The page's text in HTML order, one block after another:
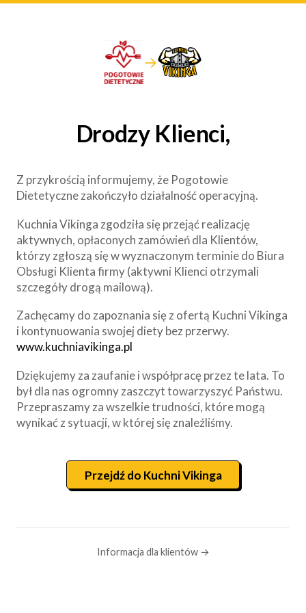
→
Drodzy Klienci,
Z przykrością informujemy, że Pogotowie
Dietetyczne zakończyło działalność operacyjną.
Kuchnia Vikinga zgodziła się przejąć realizację
aktywnych, opłaconych zamówień dla Klientów,
którzy zgłoszą się w wyznaczonym terminie do Biura
Obsługi Klienta firmy (aktywni Klienci otrzymali
szczegóły drogą mailową).
Zachęcamy do zapoznania się z ofertą Kuchni Vikinga
i kontynuowania swojej diety bez przerwy.
www.kuchniavikinga.pl
Dziękujemy za zaufanie i współpracę przez te lata. To
był dla nas ogromny zaszczyt towarzyszyć Państwu.
Przepraszamy za wszelkie trudności, które mogą
wynikać z sytuacji, w której się znaleźliśmy.
Przejdź do Kuchni Vikinga
Informacja dla klientów →